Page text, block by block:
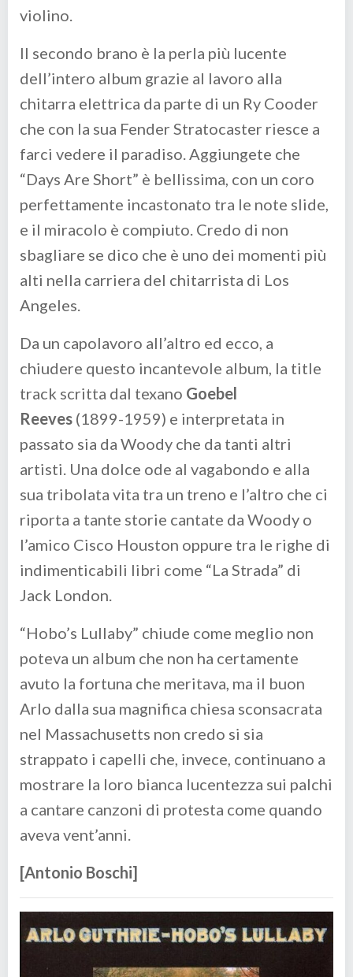
violino.
Il secondo brano è la perla più lucente
dell’intero album grazie al lavoro alla
chitarra elettrica da parte di un Ry Cooder
che con la sua Fender Stratocaster riesce a
farci vedere il paradiso. Aggiungete che
“Days Are Short” è bellissima, con un coro
perfettamente incastonato tra le note slide,
e il miracolo è compiuto. Credo di non
sbagliare se dico che è uno dei momenti più
alti nella carriera del chitarrista di Los
Angeles.
Da un capolavoro all’altro ed ecco, a
chiudere questo incantevole album, la title
track scritta dal texano Goebel
Reeves (1899-1959) e interpretata in
passato sia da Woody che da tanti altri
artisti. Una dolce ode al vagabondo e alla
sua tribolata vita tra un treno e l’altro che ci
riporta a tante storie cantate da Woody o
l’amico Cisco Houston oppure tra le righe di
indimenticabili libri come “La Strada” di
Jack London.
“Hobo’s Lullaby” chiude come meglio non
poteva un album che non ha certamente
avuto la fortuna che meritava, ma il buon
Arlo dalla sua magnifica chiesa sconsacrata
nel Massachusetts non credo si sia
strappato i capelli che, invece, continuano a
mostrare la loro bianca lucentezza sui palchi
a cantare canzoni di protesta come quando
aveva vent’anni.
[Antonio Boschi]